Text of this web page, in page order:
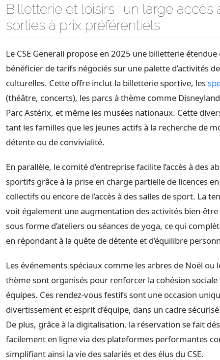
Billetterie et loisirs : un large accès
sorties à prix préférentiels
Le CSE Generali propose en 2025 une billetterie
bénéficier de tarifs négociés sur une palette d’activités
culturelles. Cette offre inclut la billetterie sportive, les
(théâtre, concerts), les parcs à thème comme
Parc Astérix, et même les musées nationaux. Cette
tant les familles que les jeunes actifs à la recherche de
détente ou de convivialité.
En parallèle, le comité d’entreprise facilite l’accès à des
sportifs grâce à la prise en charge partielle de licences
collectifs ou encore de l’accès à des salles de sport. La
voit également une augmentation des activités bien-
sous forme d’ateliers ou séances de yoga, ce qui
en répondant à la quête de détente et d’équilibre
Les événements spéciaux comme les arbres de Noël ou
thème sont organisés pour renforcer la cohésion sociale
équipes. Ces rendez-vous festifs sont une occasion
divertissement et esprit d’équipe, dans un cadre
De plus, grâce à la digitalisation, la réservation se fait
facilement en ligne via des plateformes performantes
simplifiant ainsi la vie des salariés et des élus du CSE.